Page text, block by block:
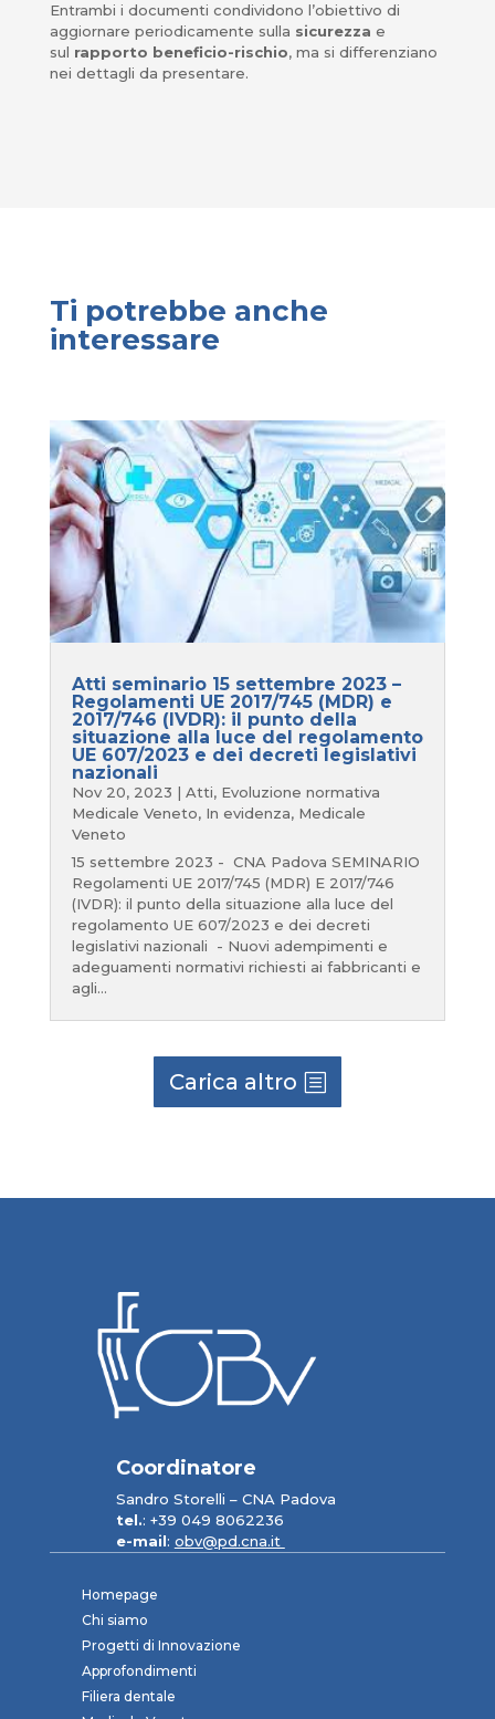
Entrambi i documenti condividono l’obiettivo di
aggiornare periodicamente sulla sicurezza e
sul rapporto beneficio-rischio, ma si differenziano
nei dettagli da presentare.
Ti potrebbe anche
interessare
Atti seminario 15 settembre 2023 –
Regolamenti UE 2017/745 (MDR) e
2017/746 (IVDR): il punto della
situazione alla luce del regolamento
UE 607/2023 e dei decreti legislativi
nazionali
Nov 20, 2023 | Atti, Evoluzione normativa
Medicale Veneto, In evidenza, Medicale
Veneto
15 settembre 2023 - CNA Padova SEMINARIO
Regolamenti UE 2017/745 (MDR) E 2017/746
(IVDR): il punto della situazione alla luce del
regolamento UE 607/2023 e dei decreti
legislativi nazionali - Nuovi adempimenti e
adeguamenti normativi richiesti ai fabbricanti e
agli...
Carica altro
Coordinatore
Sandro Storelli – CNA Padova
tel.: +39 049 8062236
e-mail: obv@pd.cna.it
Homepage
Chi siamo
Progetti di Innovazione
Approfondimenti
Filiera dentale